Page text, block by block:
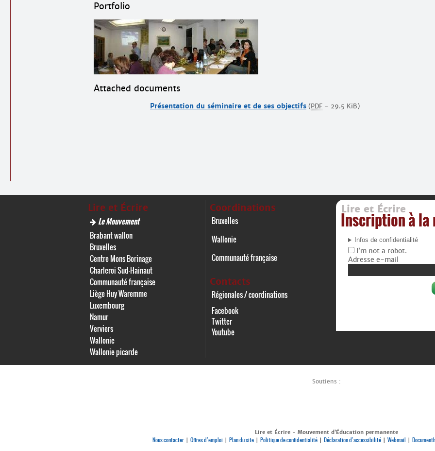
Portfolio
Attached documents
Présentation du séminaire et de ses objectifs ( PDF - 29.5 KiB)
Lire et Écrire
Le Mouvement
Brabant wallon
Bruxelles
Centre Mons Borinage
Charleroi Sud-Hainaut
Communauté française
Liège Huy Waremme
Luxembourg
Namur
Verviers
Wallonie
Wallonie picarde
Coordinations
Bruxelles
Wallonie
Communauté française
Contacts
Régionales / coordinations
Facebook
Twitter
Youtube
Lire et Écrire
Inscription à la
Infos de confidentialité
I’m not a robot.
Adresse e-mail
Soutiens :
Lire et Écrire - Mouvement d’Éducation permanente
Nous contacter | Offres d’emploi | Plan du site | Politique de confidentialité | Déclaration d’accessibilité | Webmail |